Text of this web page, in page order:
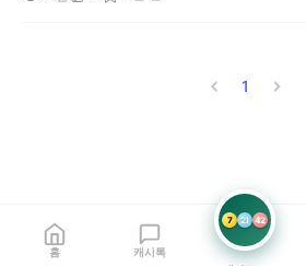
1
홈 캐시톡
7 21 42